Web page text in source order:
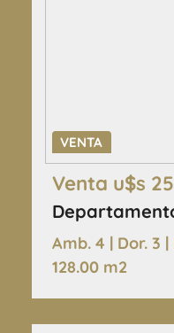
VENTA
Venta u$s
Amb. 4 | Dor. 3
128.00 m2